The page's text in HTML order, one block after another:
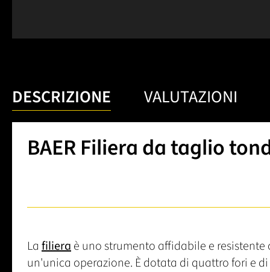
DESCRIZIONE VALUTAZIONI
BAER Filiera da taglio
La filieraè uno strumento affidabile e
un'unica operazione. È dotata di quattro fori e